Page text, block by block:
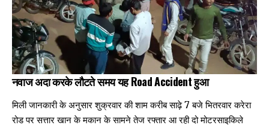
नवाज अदा करके लौटते समय यहRoad Accidentहुआ
मिली जानकारी के अनुसार शुक्रवार की शाम करीब साढ़े 7 बजे भितरवार करेरा
रोड पर सत्तार खान के मकान के सामने तेज रफ्तार आ रही दो मोटरसाइकिले